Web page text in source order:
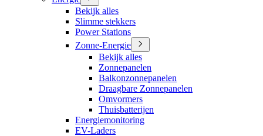
Bekijk alles
Slimme stekkers
Power Stations
Zonne-Energie
Bekijk alles
Zonnepanelen
Balkonzonnepanelen
Draagbare Zonnepanelen
Omvormers
Thuisbatterijen
Energiemonitoring
EV-Laders